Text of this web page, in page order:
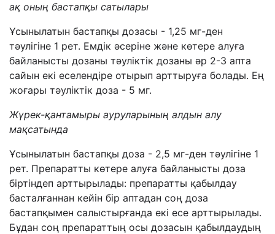
ақ оның бастапқы сатылары
Ұсынылатын бастапқы дозасы - 1,25 мг-ден
тәулігіне 1 рет. Емдік әсеріне және көтере алуға
байланысты дозаны тәуліктік дозаны әр 2-3 апта
сайын екі еселендіре отырып арттыруға болады. Ең
жоғары тәуліктік доза - 5 мг.
Жүрек-қантамыры ауруларының алдын алу
мақсатында
Ұсынылатын бастапқы доза - 2,5 мг-ден тәулігіне 1
рет. Препаратты көтере алуға байланысты доза
біртіндеп арттырылады: препаратты қабылдау
басталғаннан кейін бір аптадан соң доза
бастапқымен салыстырғанда екі есе арттырылады.
Бұдан соң препараттың осы дозасын қабылдаудың